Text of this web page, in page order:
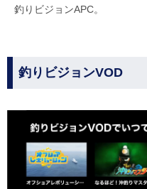
釣りビジョンAPC。
釣りビジョンVOD